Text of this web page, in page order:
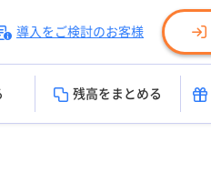
導入をご検討のお客様
残高をまとめる